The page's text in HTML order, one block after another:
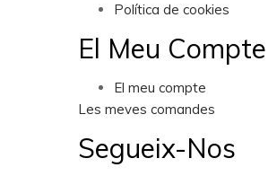
Política de cookies
El Meu Compte
El meu compte
Les meves comandes
Segueix-Nos